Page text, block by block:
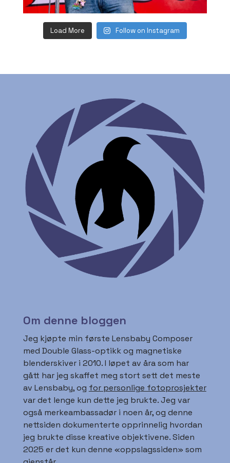
Load More Follow on Instagram
Om denne bloggen
Jeg kjøpte min første Lensbaby Composer
med Double Glass-optikk og magnetiske
blenderskiver i 2010. I løpet av åra som har
gått har jeg skaffet meg stort sett det meste
av Lensbaby, og for personlige fotoprosjekter
var det lenge kun dette jeg brukte. Jeg var
også merkeambassadør i noen år, og denne
nettsiden dokumenterte opprinnelig hvordan
jeg brukte disse kreative objektivene. Siden
2025 er det kun denne «oppslagssiden» som